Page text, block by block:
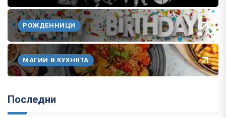
РОЖДЕННИЦИ
МАГИИ В КУХНЯТА
Последни